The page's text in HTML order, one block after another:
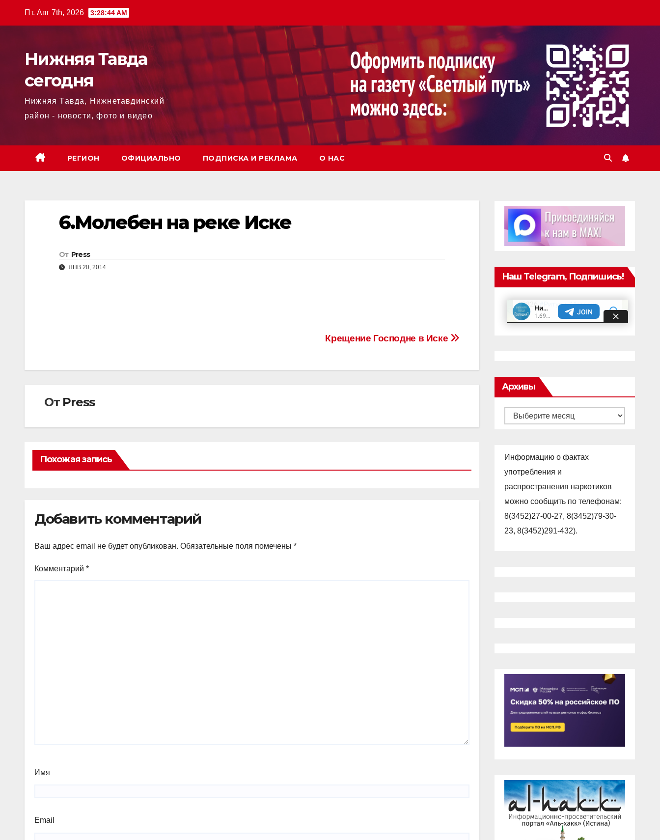
Пт. Авг 7th, 2026 3:28:44 AM
Нижняя Тавда
сегодня
Нижняя Тавда, Нижнетавдинский
район - новости, фото и видео
РЕГИОН ОФИЦИАЛЬНО ПОДПИСКА И РЕКЛАМА О НАС
6.Молебен на реке Иске
От Press
ЯНВ 20, 2014
Крещение Господне в Иске
От Press
Похожая запись
Добавить комментарий
Ваш адрес email не будет опубликован. Обязательные поля помечены *
Комментарий *
Имя
Email
Наш Telegram, Подпишись!
Архивы
Архивы
Информацию о фактах
употребления и
распространения наркотиков
можно сообщить по телефонам:
8(3452)27-00-27, 8(3452)79-30-
23, 8(3452)291-432).